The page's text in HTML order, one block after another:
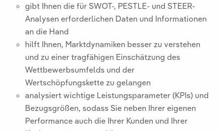
gibt Ihnen die für SWOT-, PESTLE- und STEER-
Analysen erforderlichen Daten und Informationen
an die Hand
hilft Ihnen, Marktdynamiken besser zu verstehen
und zu einer tragfähigen Einschätzung des
Wettbewerbsumfelds und der
Wertschöpfungskette zu gelangen
analysiert wichtige Leistungsparameter (KPIs) und
Bezugsgrößen, sodass Sie neben Ihrer eigenen
Performance auch die Ihrer Kunden und Ihrer